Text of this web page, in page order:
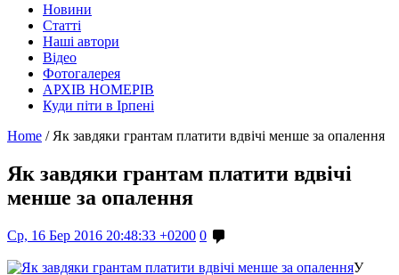
Новини
Статті
Наші автори
Відео
Фотогалерея
АРХІВ НОМЕРІВ
Куди піти в Ірпені
Home / Як завдяки грантам платити вдвічі менше за опалення
Як завдяки грантам платити вдвічі
менше за опалення
Ср, 16 Бер 2016 20:48:33 +0200 0
У